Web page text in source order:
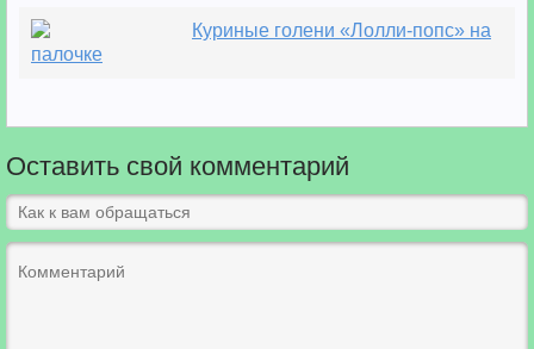
Куриные голени «Лолли-попс» на
палочке
Оставить свой комментарий